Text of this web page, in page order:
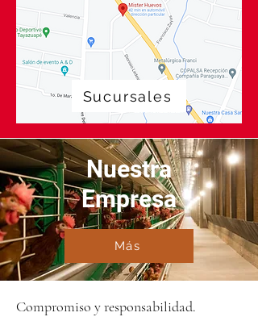
Sucursales
Nuestra
Empresa
Más
Compromiso y responsabilidad.